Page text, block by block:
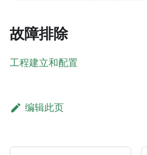
故障排除
工程建立和配置
编辑此页